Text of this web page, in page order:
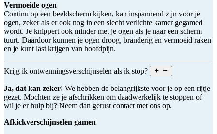
Vermoeide ogen
Continu op een beeldscherm kijken, kan inspannend zijn voor je
ogen, zeker als er ook nog in een slecht verlichte kamer gegamed
wordt. Je knippert ook minder met je ogen als je naar een scherm
tuurt. Daardoor kunnen je ogen droog, branderig en vermoeid raken
en je kunt last krijgen van hoofdpijn.
Krijg ik ontwenningsverschijnselen als ik stop?
Ja, dat kan zeker! We hebben de belangrijkste voor je op een rijtje
gezet. Mochten ze je afschrikken om daadwerkelijk te stoppen of
wil je er hulp bij? Neem dan gerust contact met ons op.
Afkickverschijnselen gamen